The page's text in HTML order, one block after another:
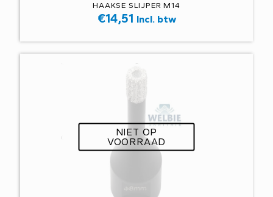
HAAKSE SLIJPER M14
€14,51 Incl. btw
NIET OP
VOORRAAD